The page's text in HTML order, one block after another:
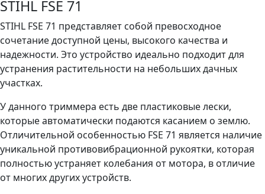
STIHL FSE 71
STIHL FSE 71 представляет собой превосходное
сочетание доступной цены, высокого качества и
надежности. Это устройство идеально подходит для
устранения растительности на небольших дачных
участках.
У данного триммера есть две пластиковые лески,
которые автоматически подаются касанием о землю.
Отличительной особенностью FSE 71 является наличие
уникальной противовибрационной рукоятки, которая
полностью устраняет колебания от мотора, в отличие
от многих других устройств.